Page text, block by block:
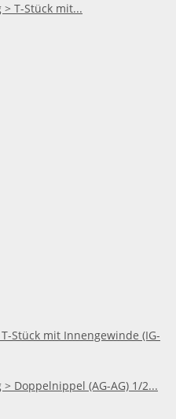
Stück mit Innengewinde (IG-